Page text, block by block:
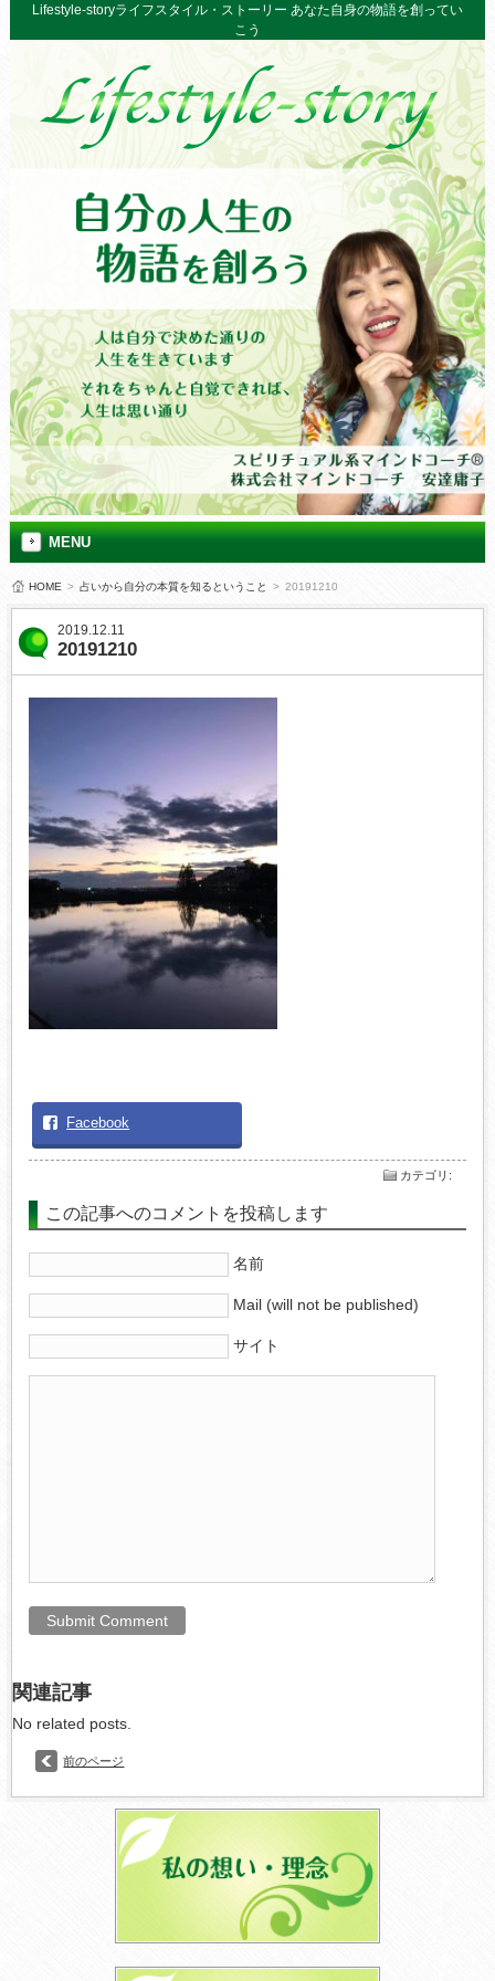
Lifestyle-storyライフスタイル・ストーリー あなた自身の物語を創ってい
こう
MENU
HOME > 占いから自分の本質を知るということ > 20191210
2019.12.11
20191210
Facebook
カテゴリ :
この記事へのコメントを投稿します
名前
Mail (will not be published)
サイト
関連記事
No related posts.
前のページ